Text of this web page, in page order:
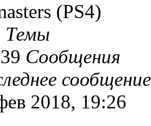
(PS4)
Темы
Сообщения
сообщение
2018, 19:26